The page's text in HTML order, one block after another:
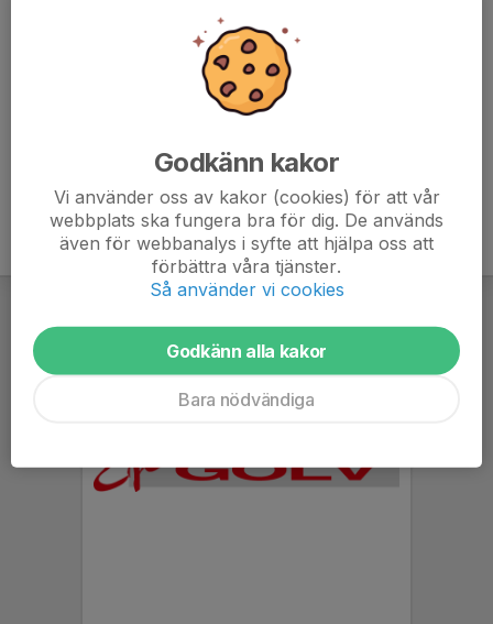
Godkänn kakor
Vi använder oss av kakor (cookies) för att vår
webbplats ska fungera bra för dig. De används
även för webbanalys i syfte att hjälpa oss att
förbättra våra tjänster.
Så använder vi cookies
Godkänn alla kakor
Bara nödvändiga